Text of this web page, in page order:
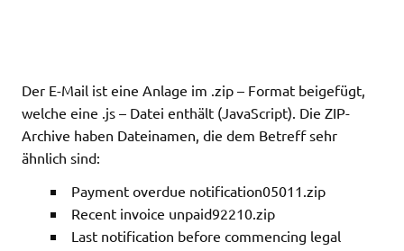
Der E-Mail ist eine Anlage im .zip – Format beigefügt,
welche eine .js – Datei enthält (JavaScript). Die ZIP-
Archive haben Dateinamen, die dem Betreff sehr
ähnlich sind:
Payment overdue notification05011.zip
Recent invoice unpaid92210.zip
Last notification before commencing legal